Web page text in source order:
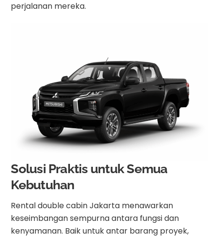
perjalanan mereka.
Solusi Praktis untuk Semua
Kebutuhan
Rental double cabin Jakarta menawarkan
keseimbangan sempurna antara fungsi dan
kenyamanan. Baik untuk antar barang proyek,